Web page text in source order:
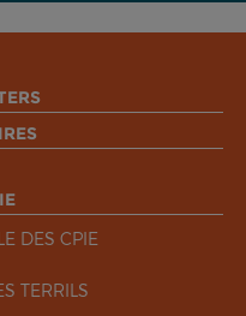
DES CPIE
TERRILS